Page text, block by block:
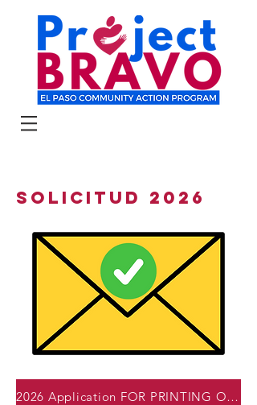
SOLICITUD 2026
2026 Application FOR PRINTING ONLY